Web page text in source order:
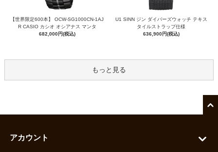
【世界限定600本】 OCW-SG1000CN-1AJ
R CASIO カシオ オシアナス マンタ
682,000円(税込)
U1 SINN ジン ダイバーズウォッチ テキス
タイルストラップ仕様
636,900円(税込)
もっと見る
アカウント